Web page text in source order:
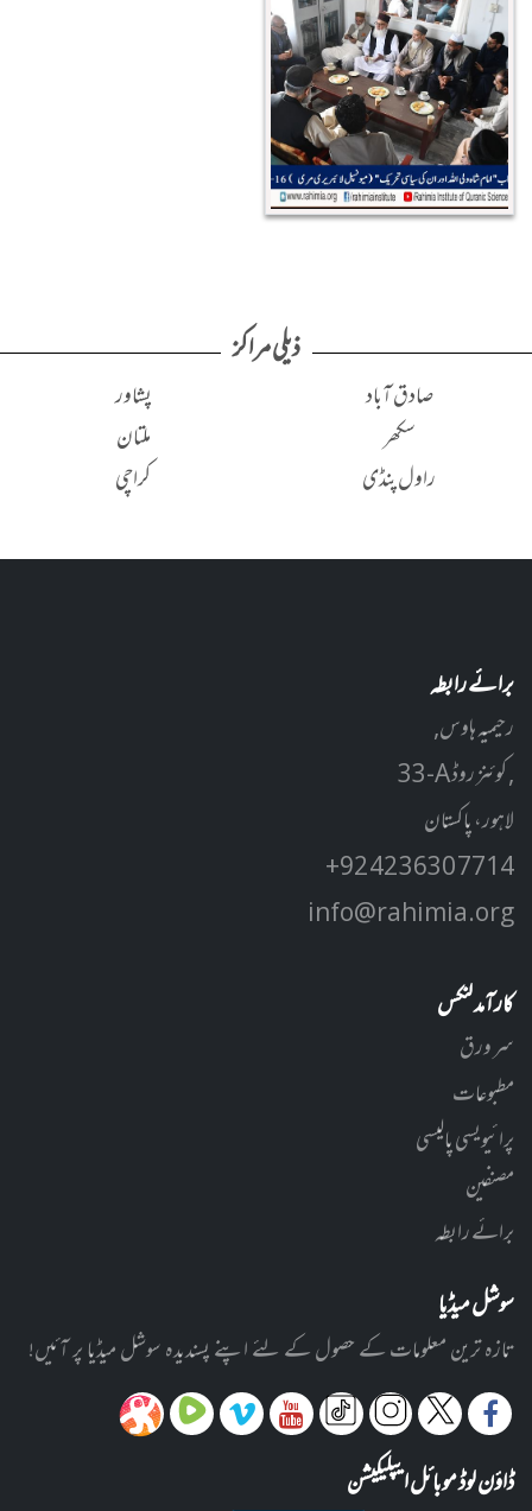
ذیلی مراکز
صادق آباد
پشاور
سکھر
ملتان
راول پنڈی
کراچی
برائے رابطہ
رحیمیہ ہاوس,
33-A کوئنز روڈ ,
لاہور، پاکستان
+92 42 3630 7714
info@rahimia.org
کارآمد لنکس
سر ورق
مطبوعات
پرائیویسی پالیسی
مصنفین
برائے رابطہ
سوشل میڈیا
تازہ ترین معلومات کے حصول کے لئے اپنے پسندیدہ سوشل میڈیا پر آئیں!
ڈاؤن لوڈ موبائل ایپلیکیشن